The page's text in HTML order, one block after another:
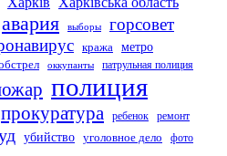
авария выборы горсовет
кража метро
оккупанты патрульная полиция
полиция
прокуратура ребенок
ремонт
убийство уголовное дело фото